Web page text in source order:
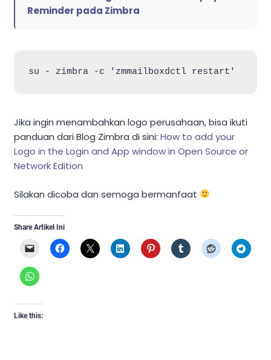
Reminder pada Zimbra
Jika ingin menambahkan logo perusahaan, bisa ikuti
panduan dari Blog Zimbra di sini: How to add your
Logo in the Login and App window in Open Source or
Network Edition
Silakan dicoba dan semoga bermanfaat
Share Artikel Ini
Like this: